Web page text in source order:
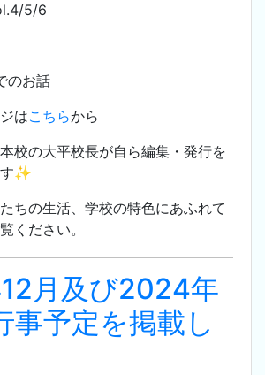
5/6
のお話
はこちらから
校の大平校長が自ら編集・発行を
✨
ちの生活、学校の特色にあふれて
ください。
月及び2024年
事予定を掲載し